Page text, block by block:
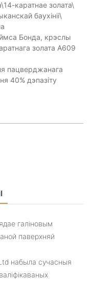
каратнае золата\
баухініі\
Бонда, крэслы
золата A609
пацверджанага
40% дэпазіту
галіновым
паверхняй
набыла сучасныя